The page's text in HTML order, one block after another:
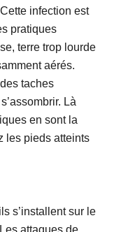
infection est
pratiques
terre trop lourde
aérés.
taches
Là
en sont la
les pieds atteints
s’installent sur le